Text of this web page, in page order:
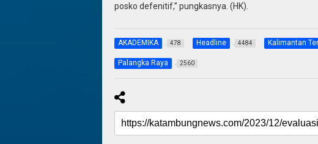
posko defenitif,” pungkasnya. (HK).
AKADEMIKA 478 Headline 4484 Kalimantan
Palangka Raya 2560